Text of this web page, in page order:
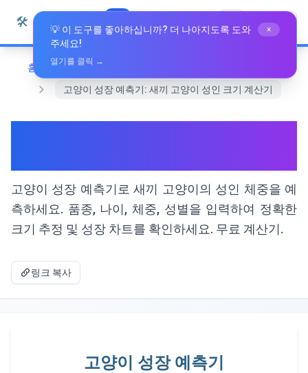
본문으로 건너뛰기
🛠️ Whiz Tools 한국어
홈
건강 및 웰빙
고양이 성장 예측기: 새끼 고양이 성인 크기 계산기
고양이 성장 예측기로 새끼 고양이의 성인 체중을 예
측하세요. 품종, 나이, 체중, 성별을 입력하여 정확한
크기 추정 및 성장 차트를 확인하세요. 무료 계산기.
링크 복사
고양이 성장 예측기
💡 이 도구를 좋아하십니까? 더 나아지도록 도와
주세요!
×
열기를 클릭 →